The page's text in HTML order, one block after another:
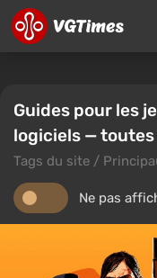
Guides pour les
logiciels —
Tags du site /
Ne pas